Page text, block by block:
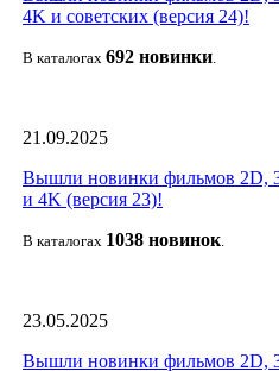
4K и советских (версия 24)!
В каталогах 692 новинки.
21.09.2025
Вышли новинки фильмов 2D,
и 4K (версия 23)!
В каталогах 1038 новинок.
23.05.2025
Вышли новинки фильмов 2D,